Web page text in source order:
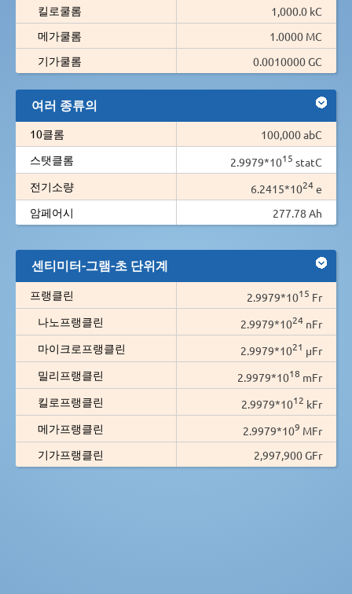
킬로쿨롬
1,000.0 kC
메가쿨롬
1.0000 MC
기가쿨롬
0.0010000 GC
여러 종류의
10클롬
100,000 abC
스탯클롬
2.9979*1015 statC
전기소량
6.2415*1024e
암페어시
277.78 Ah
센티미터-그램-초 단위계
프랭클린 2.9979*1015 Fr
나노프랭클린
2.9979*1024 nFr
마이크로프랭클린
2.9979*1021 µFr
밀리프랭클린
2.9979*1018 mFr
킬로프랭클린
2.9979*1012 kFr
메가프랭클린
2.9979*109 MFr
기가프랭클린
2,997,900 GFr